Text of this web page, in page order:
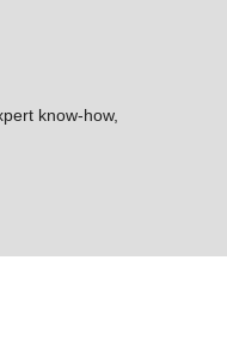
know-how,